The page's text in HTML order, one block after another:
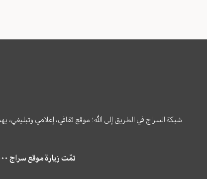
شبكة السراج في الطريق إلى الله؛ موقع ثقافي، إعلامي
تمّت زيارة موقع سراج ٤,٨٠٠,٠٠٠ مرة خلال الستة أشهر الماضية، كما ظهر في نتائج البحث في محركات البحث٢٢,٢٩٠,٠٠٠ مرّة.